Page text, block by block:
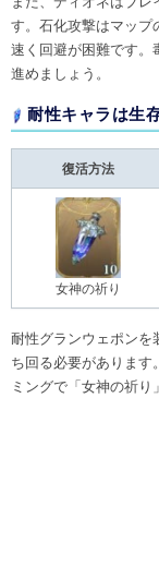
す。石化攻撃はマップ
速く回避が困難です。
進めましょう。
耐性キャラは生
復活方法
女神の祈り
耐性グランウェポンを
ち回る必要があります
ミングで「女神の祈り